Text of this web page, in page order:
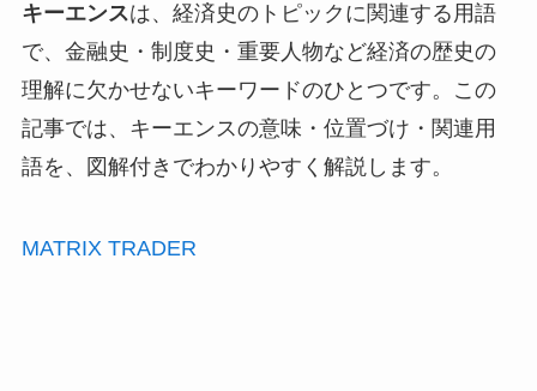
キーエンスは、経済史のトピックに関連する用語
で、金融史・制度史・重要人物など経済の歴史の
理解に欠かせないキーワードのひとつです。この
記事では、キーエンスの意味・位置づけ・関連用
語を、図解付きでわかりやすく解説します。
MATRIX TRADER